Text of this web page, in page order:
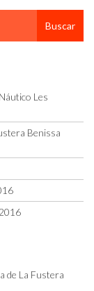
Buscar
Les
Benissa
de La Fustera